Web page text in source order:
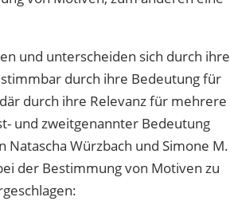
und unterscheiden sich durch ihre
durch ihre Bedeutung für
durch ihre Relevanz für mehrere
und zweitgenannter Bedeutung
Würzbach und Simone M.
der Bestimmung von Motiven zu